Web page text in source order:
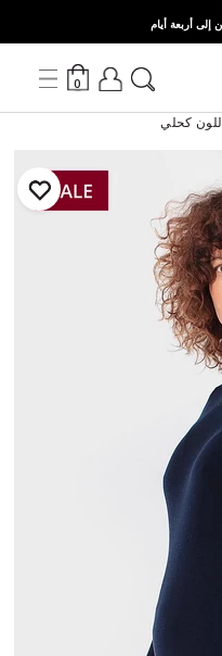
أربعة أيام
0
كحلي